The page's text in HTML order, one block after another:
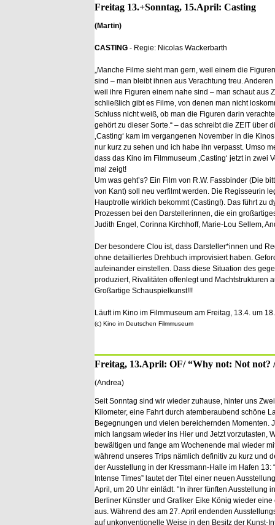
Freitag 13.+Sonntag, 15.April: Casting
(Martin)
CASTING - Regie: Nicolas Wackerbarth
„Manche Filme sieht man gern, weil einem die
sind – man bleibt ihnen aus Verachtung treu.
weil ihre Figuren einem nahe sind – man schaut aus
schließlich gibt es Filme, von denen man nicht
Schluss nicht weiß, ob man die Figuren darin
gehört zu dieser Sorte.“ – das schreibt die ZEIT über
‚Casting‘ kam im vergangenen November in die
nur kurz zu sehen und ich habe ihn verpasst. Umso
dass das Kino im Filmmuseum ‚Casting‘ jetzt in zwei
mal zeigt!
Um was geht’s? Ein Film von R.W. Fassbinder (Die
von Kant) soll neu verfilmt werden. Die Regisseurin
Hauptrolle wirklich bekommt (Casting!). Das führt zu
Prozessen bei den Darstellerinnen, die ein
Judith Engel, Corinna Kirchhoff, Marie-Lou Sellem,
Der besondere Clou ist, dass Darsteller*innen und
ohne detailliertes Drehbuch improvisiert haben.
aufeinander einstellen. Dass diese Situation des
produziert, Rivalitäten offenlegt und Machtstrukturen
Großartige Schauspielkunst!!!
Läuft im Kino im Filmmuseum am Freitag, 13.4. um
(c) Kino im Deutschen Filmmuseum
Freitag, 13.April: OF/ “Why not: Not not?
(Andrea)
Seit Sonntag sind wir wieder zuhause, hinter uns
Kilometer, eine Fahrt durch atemberaubend schöne
Begegnungen und vielen bereichernden Momenten.
mich langsam wieder ins Hier und Jetzt vorzutasten,
bewältigen und fange am Wochenende mal wieder
während unseres Trips nämlich definitiv zu kurz und
der Ausstellung in der Kressmann-Halle im Hafen 13:
Intense Times” lautet der Titel einer neuen
April, um 20 Uhr einlädt. "In ihrer fünften Ausstellung
Berliner Künstler und Grafiker Eike König wieder
aus. Während des am 27. April endenden
auf unkonventionelle Weise in den Besitz der Kunst-